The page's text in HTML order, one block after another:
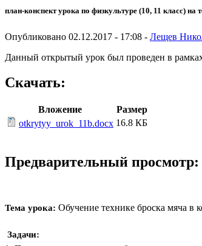
план-конспект урока по физкультуре (10, 11 класс) на
Опубликовано 02.12.2017 - 17:08 - Лещев
Данный открытый урок был проведен в
Скачать:
Вложение
Размер
otkrytyy_urok_11b.docx 16.8 КБ
Предварительный просмотр:
Тема урока: Обучение технике броска мяча
Задачи: